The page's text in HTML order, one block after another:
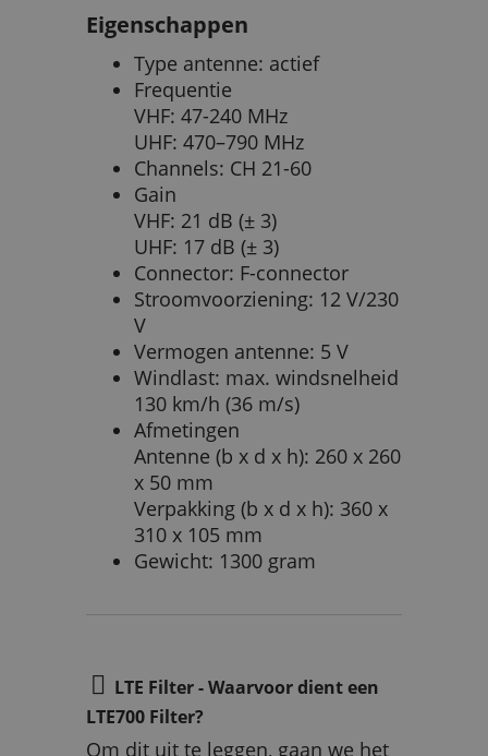
Eigenschappen
Type antenne: actief
Frequentie
VHF: 47-240 MHz
UHF: 470–790 MHz
Channels: CH 21-60
Gain
VHF: 21 dB (± 3)
UHF: 17 dB (± 3)
Connector: F-connector
Stroomvoorziening: 12 V/230
V
Vermogen antenne: 5 V
Windlast: max. windsnelheid
130 km/h (36 m/s)
Afmetingen
Antenne (b x d x h): 260 x 260
x 50 mm
Verpakking (b x d x h): 360 x
310 x 105 mm
Gewicht: 1300 gram
LTE Filter - Waarvoor dient een
LTE700 Filter?
Om dit uit te leggen, gaan we het